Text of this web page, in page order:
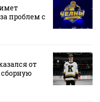
проблем с
от
сборную